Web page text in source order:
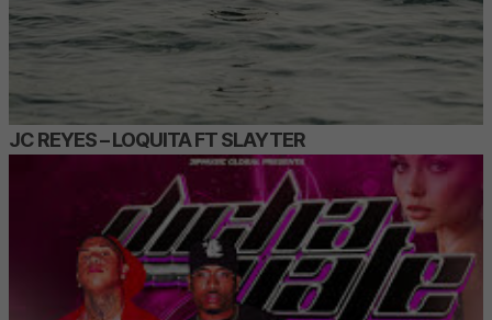
JC REYES – LOQUITA FT SLAYTER